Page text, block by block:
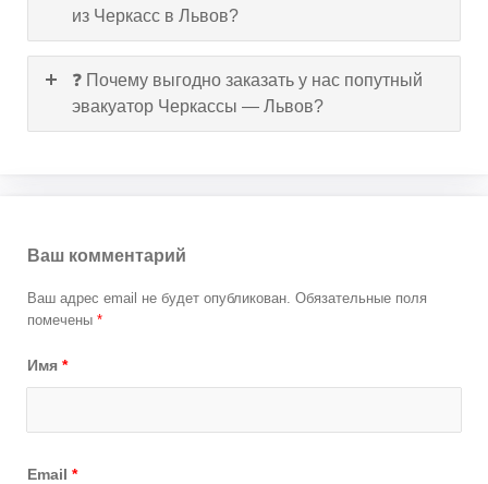
из Черкасс в Львов?
❓ Почему выгодно заказать у нас попутный
эвакуатор Черкассы — Львов?
Ваш комментарий
Ваш адрес email не будет опубликован. Обязательные поля
помечены *
Имя *
Email *